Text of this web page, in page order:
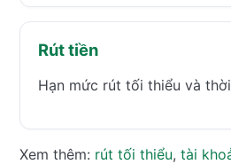
Rút tiền
Hạn mức rút tối thiểu và
Xem thêm: rút tối thiểu, tài